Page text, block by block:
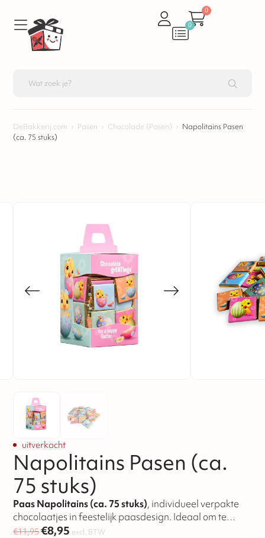
0
0
DeBakkerij.com › Pasen › Chocolade (Pasen) › Napolitains Pasen
(ca. 75 stuks)
uitverkocht
Napolitains Pasen (ca.
75 stuks)
Paas Napolitains (ca. 75 stuks), individueel verpakte
chocolaatjes in feestelijk paasdesign. Ideaal om te
delen of uit te delen tijdens Pasen.
€11,95€8,95 excl. BTW